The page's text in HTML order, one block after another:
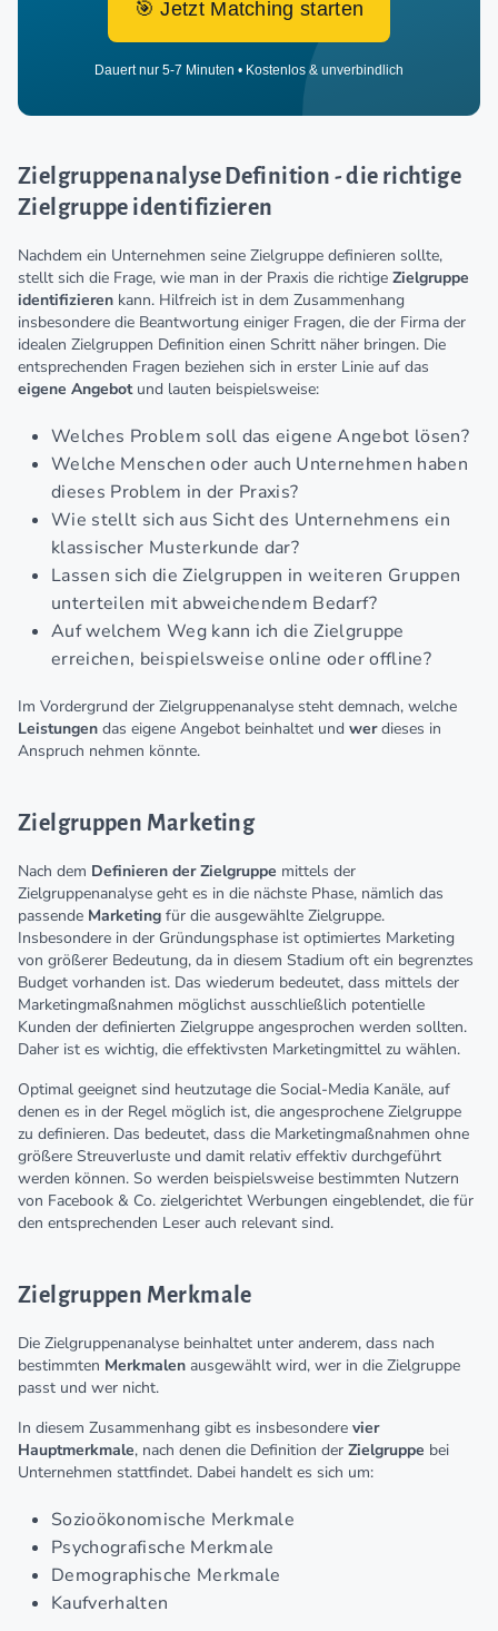
🎯 Jetzt Matching starten
Dauert nur 5-7 Minuten • Kostenlos & unverbindlich
Zielgruppenanalyse Definition - die richtige
Zielgruppe identifizieren
Nachdem ein Unternehmen seine Zielgruppe definieren sollte,
stellt sich die Frage, wie man in der Praxis die richtige Zielgruppe
identifizieren kann. Hilfreich ist in dem Zusammenhang
insbesondere die Beantwortung einiger Fragen, die der Firma der
idealen Zielgruppen Definition einen Schritt näher bringen. Die
entsprechenden Fragen beziehen sich in erster Linie auf das
eigene Angebotund lauten beispielsweise:
Welches Problem soll das eigene Angebot lösen?
Welche Menschen oder auch Unternehmen haben
dieses Problem in der Praxis?
Wie stellt sich aus Sicht des Unternehmens ein
klassischer Musterkunde dar?
Lassen sich die Zielgruppen in weiteren Gruppen
unterteilen mit abweichendem Bedarf?
Auf welchem Weg kann ich die Zielgruppe
erreichen, beispielsweise online oder offline?
Im Vordergrund der Zielgruppenanalyse steht demnach, welche
Leistungen das eigene Angebot beinhaltet und werdieses in
Anspruch nehmen könnte.
Zielgruppen Marketing
Nach dem Definieren der Zielgruppe mittels der
Zielgruppenanalyse geht es in die nächste Phase, nämlich das
passende Marketing für die ausgewählte Zielgruppe.
Insbesondere in der Gründungsphase ist optimiertes Marketing
von größerer Bedeutung, da in diesem Stadium oft ein begrenztes
Budget vorhanden ist. Das wiederum bedeutet, dass mittels der
Marketingmaßnahmen möglichst ausschließlich potentielle
Kunden der definierten Zielgruppe angesprochen werden sollten.
Daher ist es wichtig, die effektivsten Marketingmittel zu wählen.
Optimal geeignet sind heutzutage die Social-Media Kanäle, auf
denen es in der Regel möglich ist, die angesprochene Zielgruppe
zu definieren. Das bedeutet, dass die Marketingmaßnahmen ohne
größere Streuverluste und damit relativ effektiv durchgeführt
werden können. So werden beispielsweise bestimmten Nutzern
von Facebook & Co. zielgerichtet Werbungen eingeblendet, die für
den entsprechenden Leser auch relevant sind.
Zielgruppen Merkmale
Die Zielgruppenanalyse beinhaltet unter anderem, dass nach
bestimmten Merkmalen ausgewählt wird, wer in die Zielgruppe
passt und wer nicht.
In diesem Zusammenhang gibt es insbesondere vier
Hauptmerkmale, nach denen die Definition der Zielgruppe bei
Unternehmen stattfindet. Dabei handelt es sich um:
Sozioökonomische Merkmale
Psychografische Merkmale
Demographische Merkmale
Kaufverhalten